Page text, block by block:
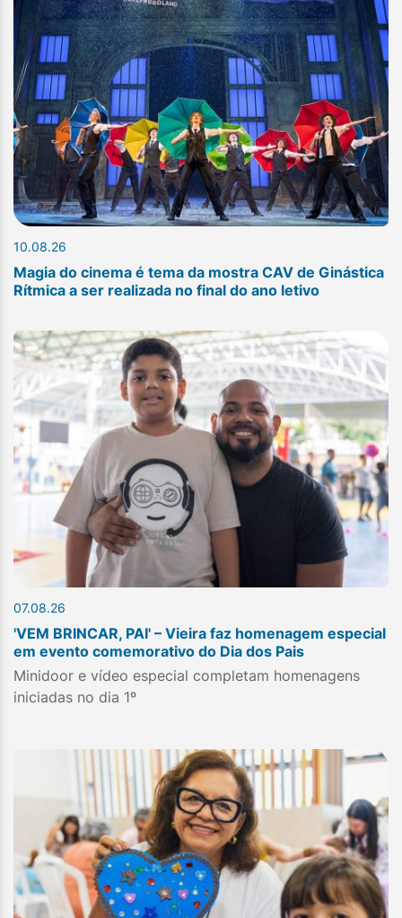
10.08.26
Magia do cinema é tema da mostra CAV de Ginástica
Rítmica a ser realizada no final do ano letivo
07.08.26
'VEM BRINCAR, PAI' – Vieira faz homenagem especial
em evento comemorativo do Dia dos Pais
Minidoor e vídeo especial completam homenagens
iniciadas no dia 1º